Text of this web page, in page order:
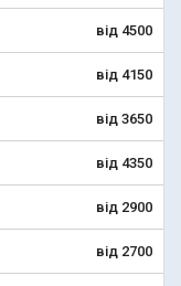
від 4500
від 4150
від 3650
від 4350
від 2900
від 2700